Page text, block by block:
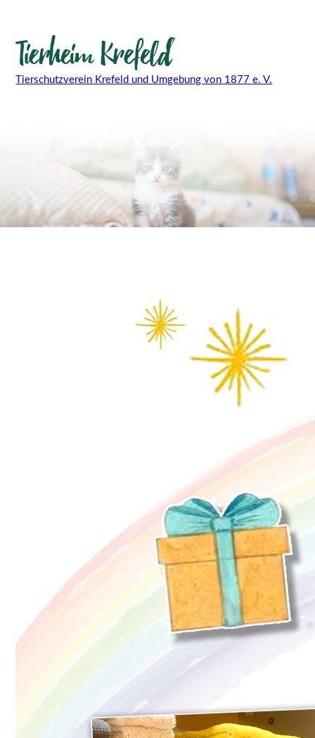
Tierschutzverein Krefeld und Umgebung von 1877 e. V.